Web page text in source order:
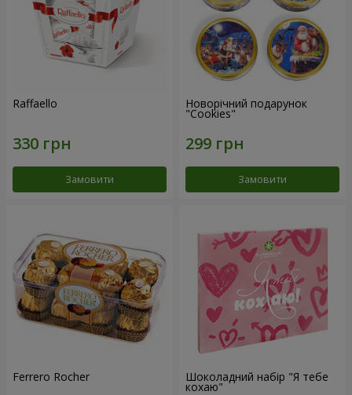
Raffaello
Замовити
Новорічний подарунок
"Cookies"
Замовити
Ferrero Rocher Шоколадний набір "Я тебе
кохаю"